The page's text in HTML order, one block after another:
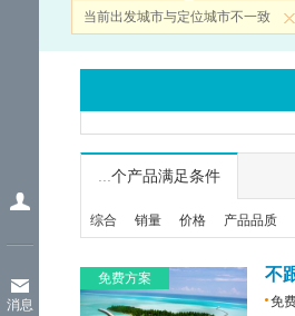
式
站
航
区,
区
含
模
按
下
Tab
站
航
区
关闭
当前出发城市与定位城市不一致
个产品满足条件
综合 销量 价格 产品品质
免费方案 不
免
消息